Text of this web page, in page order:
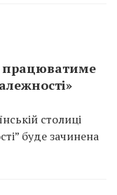
працюватиме
столиці
буде зачинена